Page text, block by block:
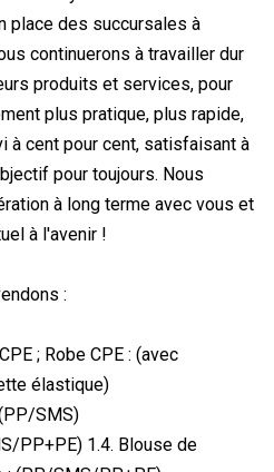
place des succursales à
continuerons à travailler dur
produits et services, pour
plus pratique, plus rapide,
à cent pour cent, satisfaisant à
pour toujours. Nous
à long terme avec vous et
à l'avenir !
:
; Robe CPE : (avec
élastique)
SMS)
PP+PE) 1.4. Blouse de